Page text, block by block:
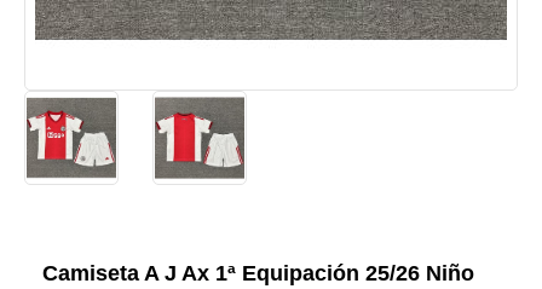
Camiseta A J Ax 1ª Equipación 25/26 Niño